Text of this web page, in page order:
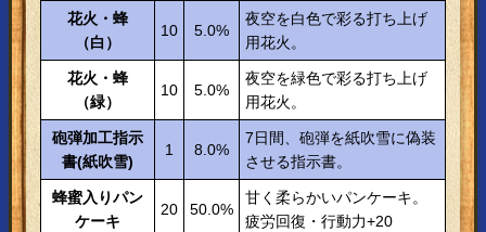
花火・蜂
（白）
10 5.0%
夜空を白色で彩る打ち上げ
用花火。
花火・蜂
（緑）
10 5.0%
夜空を緑色で彩る打ち上げ
用花火。
砲弾加工指示
書(紙吹雪)
1 8.0%
7日間、砲弾を紙吹雪に偽装
させる指示書。
蜂蜜入りパン
ケーキ
20 50.0%
甘く柔らかいパンケーキ。
疲労回復・行動力+20